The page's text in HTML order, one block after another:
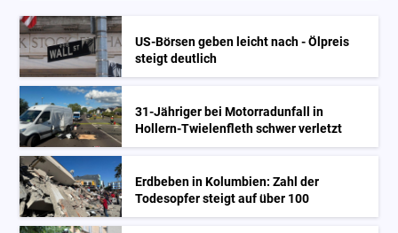
US-Börsen geben leicht nach - Ölpreis
steigt deutlich
31-Jähriger bei Motorradunfall in
Hollern-Twielenfleth schwer verletzt
Erdbeben in Kolumbien: Zahl der
Todesopfer steigt auf über 100